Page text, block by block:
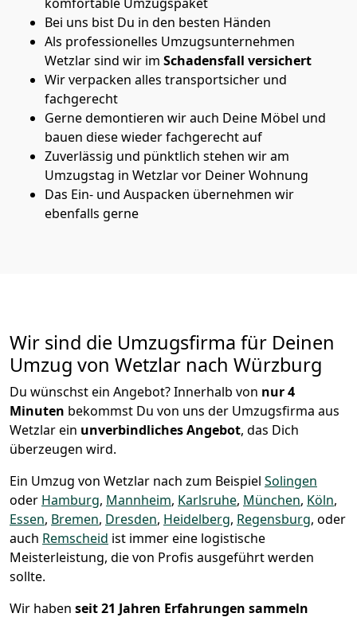
Bei uns bist Du in den besten Händen
Als professionelles Umzugsunternehmen
Wetzlar sind wir im Schadensfall versichert
Wir verpacken alles transportsicher und
fachgerecht
Gerne demontieren wir auch Deine Möbel und
bauen diese wieder fachgerecht auf
Zuverlässig und pünktlich stehen wir am
Umzugstag in Wetzlar vor Deiner Wohnung
Das Ein- und Auspacken übernehmen wir
ebenfalls gerne
Wir sind die Umzugsfirma für Deinen
Umzug von Wetzlar nach Würzburg
Du wünschst ein Angebot? Innerhalb von nur 4
Minuten bekommst Du von uns der Umzugsfirma aus
Wetzlar ein unverbindliches Angebot, das Dich
überzeugen wird.
Ein Umzug von Wetzlar nach zum Beispiel Solingen
oder Hamburg, Mannheim, Karlsruhe, München, Köln,
Essen, Bremen, Dresden, Heidelberg, Regensburg, oder
auch Remscheid ist immer eine logistische
Meisterleistung, die von Profis ausgeführt werden
sollte.
Wir haben seit21 Jahren Erfahrungen sammeln